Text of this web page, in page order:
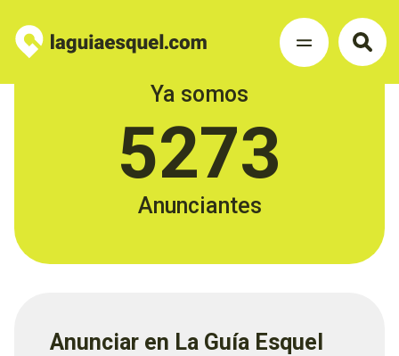
Ya somos
5273
Anunciantes
Anunciar en La Guía Esquel